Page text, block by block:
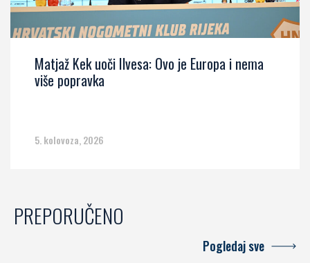
Matjaž Kek uoči Ilvesa: Ovo je Europa i nema
više popravka
5. kolovoza, 2026
PREPORUČENO
Pogledaj sve